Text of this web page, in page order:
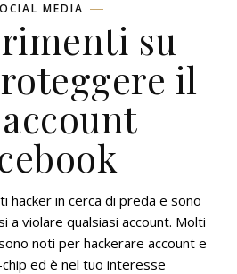
MEDIA
su
il
hacker in cerca di preda e sono
a violare qualsiasi account. Molti
noti per hackerare account e
ed è nel tuo interesse